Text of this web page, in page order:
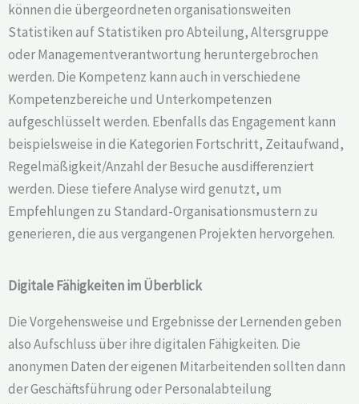
können die übergeordneten organisationsweiten
Statistiken auf Statistiken pro Abteilung, Altersgruppe
oder Managementverantwortung heruntergebrochen
werden. Die Kompetenz kann auch in verschiedene
Kompetenzbereiche und Unterkompetenzen
aufgeschlüsselt werden. Ebenfalls das Engagement kann
beispielsweise in die Kategorien Fortschritt, Zeitaufwand,
Regelmäßigkeit/Anzahl der Besuche ausdifferenziert
werden. Diese tiefere Analyse wird genutzt, um
Empfehlungen zu Standard-Organisationsmustern zu
generieren, die aus vergangenen Projekten hervorgehen.
Digitale Fähigkeiten im Überblick
Die Vorgehensweise und Ergebnisse der Lernenden geben
also Aufschluss über ihre digitalen Fähigkeiten. Die
anonymen Daten der eigenen Mitarbeitenden sollten dann
der Geschäftsführung oder Personalabteilung